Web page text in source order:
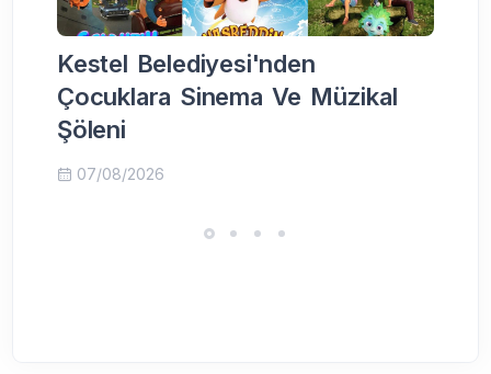
Kestel Belediyesi'nden
Çocuklara Sinema Ve Müzikal
Şöleni
07/08/2026